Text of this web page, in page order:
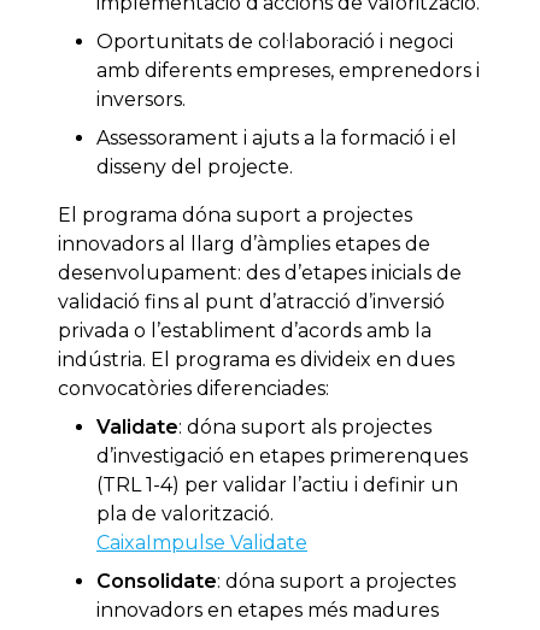
Oportunitats de col·laboració i negoci
amb diferents empreses, emprenedors i
inversors.
Assessorament i ajuts a la formació i el
disseny del projecte.
El programa dóna suport a projectes
innovadors al llarg d’àmplies etapes de
desenvolupament: des d’etapes inicials de
validació fins al punt d’atracció d’inversió
privada o l’establiment d’acords amb la
indústria. El programa es divideix en dues
convocatòries diferenciades:
Validate: dóna suport als projectes
d’investigació en etapes primerenques
(TRL 1-4) per validar l’actiu i definir un
pla de valorització.
CaixaImpulse Validate
Consolidate: dóna suport a projectes
innovadors en etapes més madures